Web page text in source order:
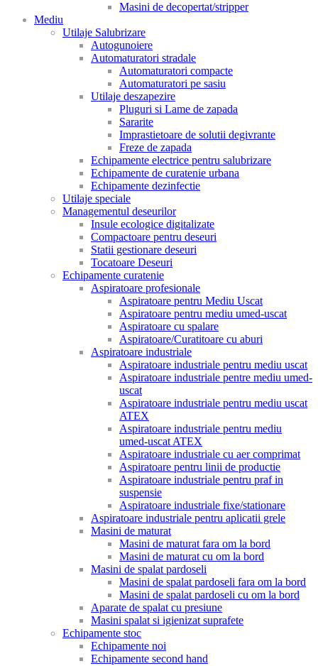
Masini de decopertat/stripper
Mediu
Utilaje Salubrizare
Autogunoiere
Automaturatori stradale
Automaturatori compacte
Automaturatori pe sasiu
Utilaje deszapezire
Pluguri si Lame de zapada
Sararite
Imprastietoare de solutii degivrante
Freze de zapada
Echipamente electrice pentru salubrizare
Echipamente de curatenie urbana
Echipamente dezinfectie
Utilaje speciale
Managementul deseurilor
Insule ecologice digitalizate
Compactoare pentru deseuri
Statii gestionare deseuri
Tocatoare Deseuri
Echipamente curatenie
Aspiratoare profesionale
Aspiratoare pentru Mediu Uscat
Aspiratoare pentru mediu umed-uscat
Aspiratoare cu spalare
Aspiratoare/Curatitoare cu aburi
Aspiratoare industriale
Aspiratoare industriale pentru mediu uscat
Aspiratoare industriale pentre mediu umed-
uscat
Aspiratoare industriale pentru mediu uscat
ATEX
Aspiratoare industriale pentru mediu
umed-uscat ATEX
Aspiratoare industriale cu aer comprimat
Aspiratoare pentru linii de productie
Aspiratoare industriale pentru praf in
suspensie
Aspiratoare industriale fixe/stationare
Aspiratoare industriale pentru aplicatii grele
Masini de maturat
Masini de maturat fara om la bord
Masini de maturat cu om la bord
Masini de spalat pardoseli
Masini de spalat pardoseli fara om la bord
Masini de spalat pardoseli cu om la bord
Aparate de spalat cu presiune
Masini spalat si igienizat suprafete
Echipamente stoc
Echipamente noi
Echipamente second hand